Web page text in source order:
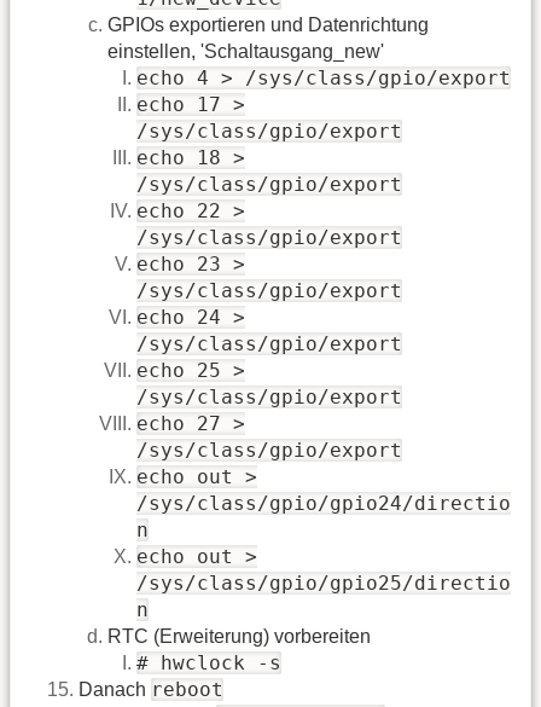
GPIOs exportieren und Datenrichtung
einstellen, 'Schaltausgang_new'
echo 4 > /sys/class/gpio/export
echo 17 >
/sys/class/gpio/export
echo 18 >
/sys/class/gpio/export
echo 22 >
/sys/class/gpio/export
echo 23 >
/sys/class/gpio/export
echo 24 >
/sys/class/gpio/export
echo 25 >
/sys/class/gpio/export
echo 27 >
/sys/class/gpio/export
echo out >
/sys/class/gpio/gpio24/directio
n
echo out >
/sys/class/gpio/gpio25/directio
n
RTC (Erweiterung) vorbereiten
# hwclock -s
Danach reboot